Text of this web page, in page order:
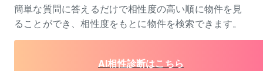
簡単な質問に答えるだけで相性度の高い順に物件を 見
ることができ、相性度をもとに物件を検索できます。
AI相性診断はこちら